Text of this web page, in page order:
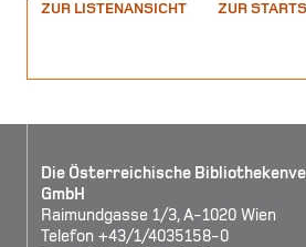
ZUR LISTENANSICHT ZUR
Die Österreichische
GmbH
Raimundgasse 1/3, A-1020 Wien
Telefon +43/1/4035158-0